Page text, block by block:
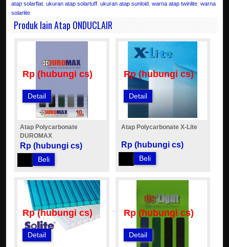
atap solarflat ,ukuran atap solartuff ,ukuran atap sunloid ,warna atap twinlite ,warna
solarlite
Produk lain Atap ONDUCLAIR
Rp (hubungi cs)
Detail
Atap Polycarbonate
DUROMAX
Rp (hubungi cs)
Beli
Rp (hubungi cs)
Detail
Atap Polycarbonate X-Lite
Rp (hubungi cs)
Beli
Rp (hubungi cs)
Detail
Rp (hubungi cs)
Detail